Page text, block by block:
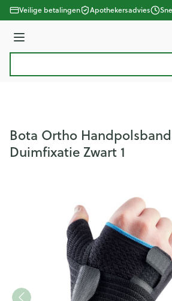
Ga naar de inhoud
Veilige betalingen Apothekersadvies
Menu
Bota Ortho
Duimfixatie Zwart 1